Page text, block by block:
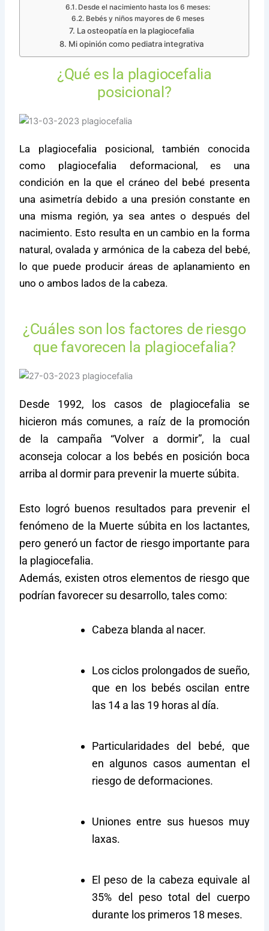
Desde el nacimiento hasta los 6 meses:
Bebés y niños mayores de 6 meses
La osteopatía en la plagiocefalia
Mi opinión como pediatra integrativa
¿Qué es la plagiocefalia
posicional?
La plagiocefalia posicional, también conocida
como plagiocefalia deformacional, es una
condición en la que el cráneo del bebé presenta
una asimetría debido a una presión constante en
una misma región, ya sea antes o después del
nacimiento. Esto resulta en un cambio en la forma
natural, ovalada y armónica de la cabeza del bebé,
lo que puede producir áreas de aplanamiento en
uno o ambos lados de la cabeza.
¿Cuáles son los factores de riesgo
que favorecen la plagiocefalia?
Desde 1992, los casos de plagiocefalia se
hicieron más comunes, a raíz de la promoción
de la campaña “Volver a dormir”, la cual
aconseja colocar a los bebés en posición boca
arriba al dormir para prevenir la muerte súbita.
Esto logró buenos resultados para prevenir el
fenómeno de la Muerte súbita en los lactantes,
pero generó un factor de riesgo importante para
la plagiocefalia.
Además, existen otros elementos de riesgo que
podrían favorecer su desarrollo, tales como:
Cabeza blanda al nacer.
Los ciclos prolongados de sueño,
que en los bebés oscilan entre
las 14 a las 19 horas al día.
Particularidades del bebé, que
en algunos casos aumentan el
riesgo de deformaciones.
Uniones entre sus huesos muy
laxas.
El peso de la cabeza equivale al
35% del peso total del cuerpo
durante los primeros 18 meses.